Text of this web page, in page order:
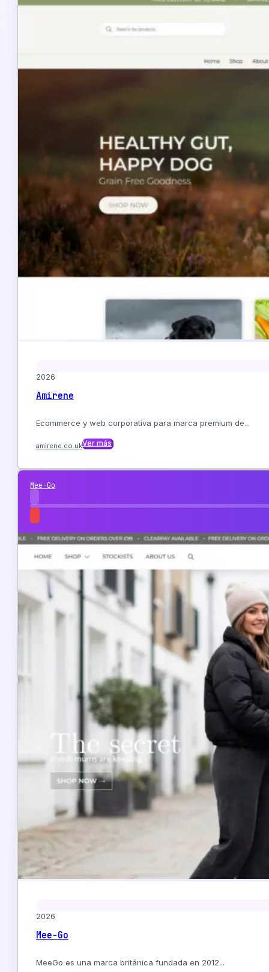
2026
Amirene
Ecommerce y web corporativa para marca premium de...
amirene.co.ukVer más
Mee-Go
2026
Mee-Go
MeeGo es una marca británica fundada en 2012...